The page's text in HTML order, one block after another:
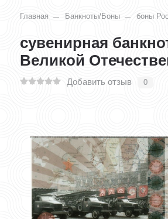
Главная Банкноты/Боны боны
сувенирная
Великой
Добавить отзыв 0